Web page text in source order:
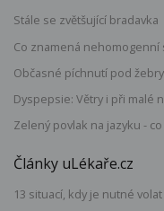
Stále se zvětšující bradavka
Co znamená
Občasné píchnutí pod žebry
Dyspepsie: Větry i při malé
Zelený povlak na jazyku -
Články uLékaře.cz
13 situací, kdy je nutné